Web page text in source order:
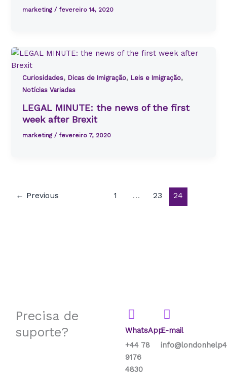
marketing/fevereiro 14, 2020
Curiosidades, Dicas de Imigração, Leis e Imigração,
Notícias Variadas
LEGAL MINUTE: the news of the first
week after Brexit
marketing/fevereiro 7, 2020
← Previous 1 … 23 24
Precisa de
suporte?
WhatsApp
+44 78
9176
4830
E-mail